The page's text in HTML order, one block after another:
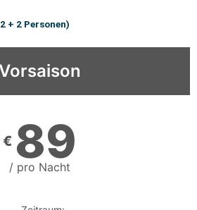
+ 2 Personen)
€ 89
/ pro Nacht